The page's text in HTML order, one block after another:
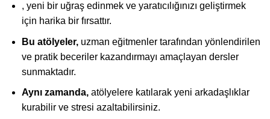
, yeni bir uğraş edinmek ve yaratıcılığınızı geliştirmek
için harika bir fırsattır.
Bu atölyeler,uzman eğitmenler tarafından yönlendirilen
ve pratik beceriler kazandırmayı amaçlayan dersler
sunmaktadır.
Aynı zamanda,atölyelere katılarak yeni arkadaşlıklar
kurabilir ve stresi azaltabilirsiniz.